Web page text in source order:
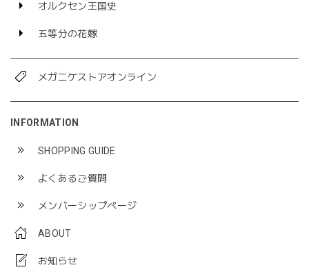
オルクセン王国史
五等分の花嫁
メガニケストアオンライン
INFORMATION
SHOPPING GUIDE
よくあるご質問
メンバーシップページ
ABOUT
お知らせ